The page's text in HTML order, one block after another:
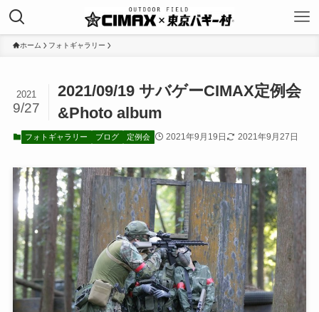
ホーム フォトギャラリー
2021/09/19 サバゲーCIMAX定例会
&Photo album
2021
9/27
フォトギャラリー ブログ 定例会 2021年9月19日 2021年9月27日